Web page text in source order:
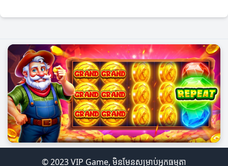
© 2023 VIP Game, មិនមែនសម្រាប់អ្នកធម្មតា